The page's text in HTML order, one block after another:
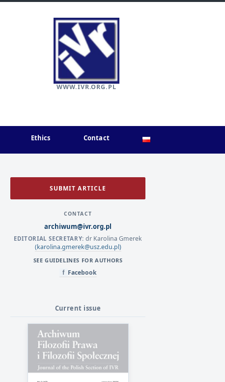
WWW.IVR.ORG.PL
Ethics Contact
SUBMIT ARTICLE
CONTACT
archiwum@ivr.org.pl
EDITORIAL SECRETARY: dr Karolina Gmerek
(karolina.gmerek@usz.edu.pl)
SEE GUIDELINES FOR AUTHORS
f Facebook
Current issue